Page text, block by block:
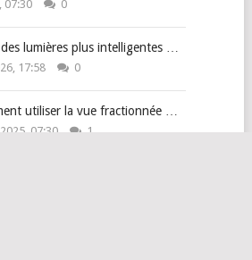
07:30 0
lumières plus intelligentes …
17:58 0
utiliser la vue fractionnée …
07:30 1